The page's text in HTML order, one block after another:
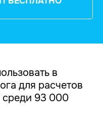
в
для расчетов
среди 93 000